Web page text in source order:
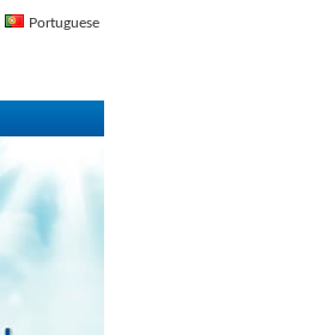
Portuguese